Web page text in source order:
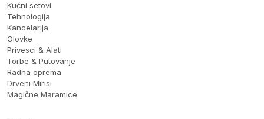
Kućni setovi
Tehnologija
Kancelarija
Olovke
Privesci & Alati
Torbe & Putovanje
Radna oprema
Drveni Mirisi
Magične Maramice